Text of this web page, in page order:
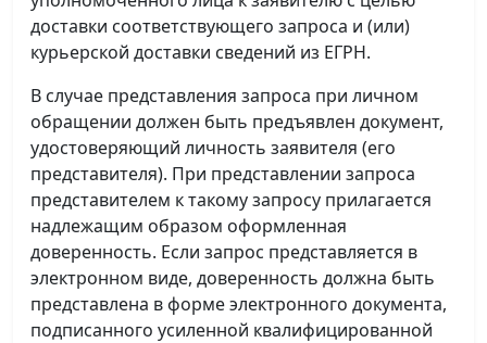
доставки соответствующего запроса и (или)
курьерской доставки сведений из ЕГРН.
В случае представления запроса при личном
обращении должен быть предъявлен документ,
удостоверяющий личность заявителя (его
представителя). При представлении запроса
представителем к такому запросу прилагается
надлежащим образом оформленная
доверенность. Если запрос представляется в
электронном виде, доверенность должна быть
представлена в форме электронного документа,
подписанного усиленной квалифицированной